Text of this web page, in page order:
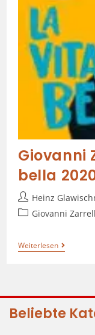
Giovanni
bella
Heinz
Giovanni
Weiterlesen
Beliebte